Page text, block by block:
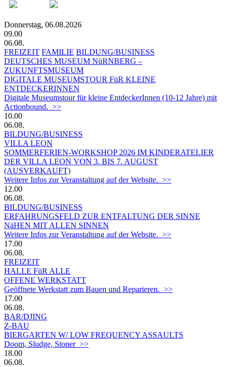
Donnerstag, 06.08.2026
09.00
06.08.
FREIZEIT FAMILIE BILDUNG/BUSINESS
DEUTSCHES MUSEUM NüRNBERG –
ZUKUNFTSMUSEUM
DIGITALE MUSEUMSTOUR FüR KLEINE
ENTDECKERINNEN
Digitale Museumstour für kleine EntdeckerInnen (10-12 Jahre) mit
Actionbound. >>
10.00
06.08.
BILDUNG/BUSINESS
VILLA LEON
SOMMERFERIEN-WORKSHOP 2026 IM KINDERATELIER
DER VILLA LEON VON 3. BIS 7. AUGUST
(AUSVERKAUFT)
Weitere Infos zur Veranstaltung auf der Website. >>
12.00
06.08.
BILDUNG/BUSINESS
ERFAHRUNGSFELD ZUR ENTFALTUNG DER SINNE
NäHEN MIT ALLEN SINNEN
Weitere Infos zur Veranstaltung auf der Website. >>
17.00
06.08.
FREIZEIT
HALLE FüR ALLE
OFFENE WERKSTATT
Geöffnete Werkstatt zum Bauen und Reparieren. >>
17.00
06.08.
BAR/DJING
Z-BAU
BIERGARTEN W/ LOW FREQUENCY ASSAULTS
Doom, Sludge, Stoner >>
18.00
06.08.